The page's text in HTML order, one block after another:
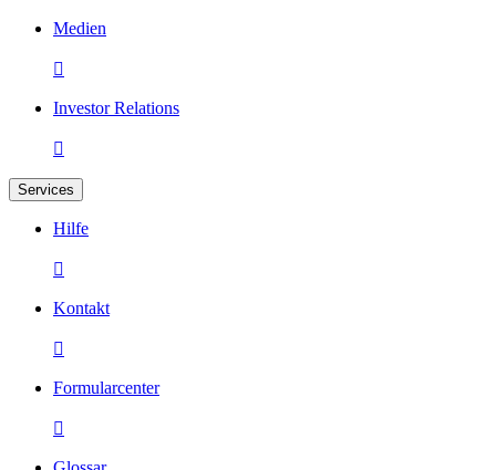
Medien

Investor Relations

Services
Hilfe

Kontakt

Formularcenter
